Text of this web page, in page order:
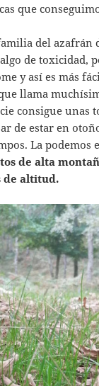
que
del azafrán
de toxicidad,
y así es más
llama
consigue unas
de estar en
La podemos
de alta
de altitud.